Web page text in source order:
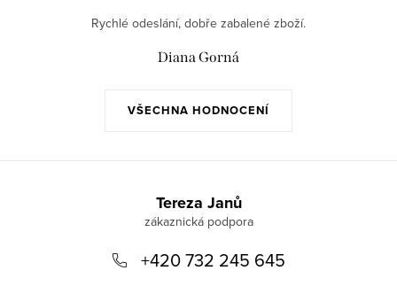
VŠECHNA HODNOCENÍ
Rychlé odeslání, dobře zabalené zboží.
Diana Gorná
Tereza Janů
+420 732 245 645